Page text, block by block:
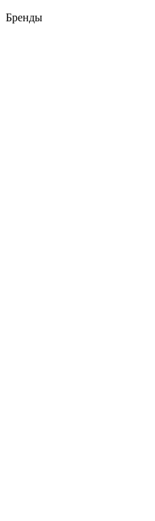
Бренды